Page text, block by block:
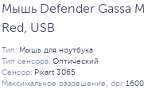
Мышь Defender Gassa
Red, USB
Тип: Мышь для ноутбука
Тип сенсора: Оптический
Сенсор: Pixart 3065
Максимальное разрешение, dpi: 1600